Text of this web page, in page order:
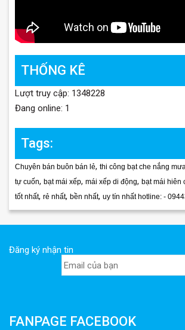
THỐNG KÊ
Lượt truy cập: 1348228
Đang online: 1
Tags:
Chuyên bán buôn bán lẻ, thi công bạt che nắng
tự cuốn, bạt mái xếp, mái xếp di động, bạt mái hiên
tốt nhất, rẻ nhất, bền nhất, uy tín nhất hotline: -
Đăng ký nhận tin
FANPAGE FACEBOOK